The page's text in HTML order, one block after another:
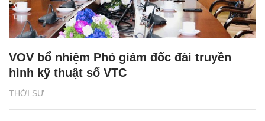
THỜI SỰ
VOV bổ nhiệm Phó giám đốc đài truyền
hình kỹ thuật số VTC